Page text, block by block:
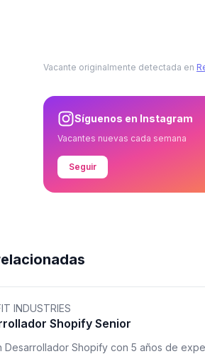
Vacante originalmente detectada en
Síguenos en Instagram
Vacantes nuevas cada semana
Seguir
INDUSTRIES
Shopify Senior
Desarrollador Shopify con 5 años de